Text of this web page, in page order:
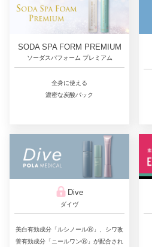
SODA SPA FORM PREMIUM
ソーダスパフォーム プレミアム
全身に使える
濃密な炭酸パック
Dive
ダイヴ
美白有効成分「ルシノールⓇ」、シワ改
善有効成分「ニールワンⓇ」が配合され